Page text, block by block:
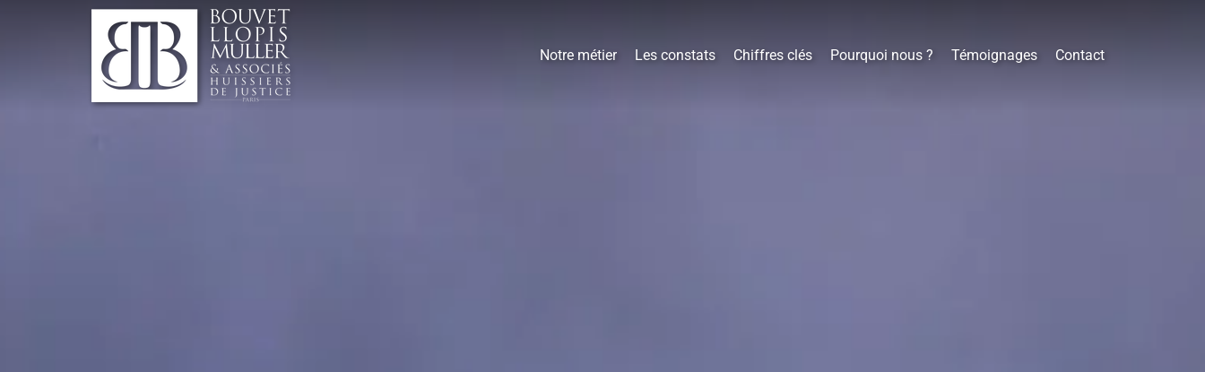
Notre métier Les constats Chiffres clés Pourquoi nous ? Témoignages Contact